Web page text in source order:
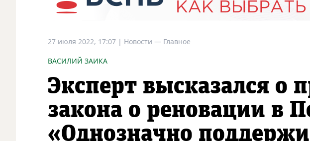
27 июля 2022, 17:07 | Новости — Главное
ВАСИЛИЙ ЗАИКА
Эксперт высказался о
закона о реновации в
«Однозначно